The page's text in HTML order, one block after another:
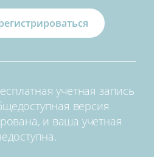
учетная запись
версия
и ваша учетная